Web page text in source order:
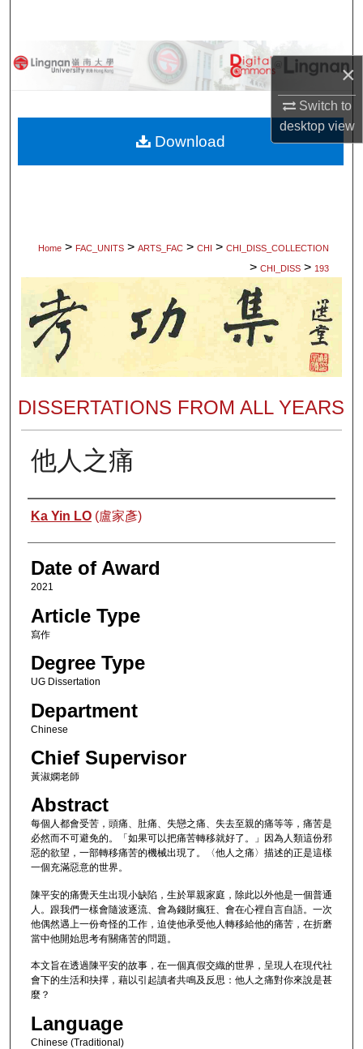
×
Switch to
desktopview
Browse Collections
About
Home > FAC_UNITS > ARTS_FAC > CHI > CHI_DISS_COLLECTION
> CHI_DISS > 193
DISSERTATIONS FROM ALL YEARS
他人之痛
Author
Ka Yin LO(盧家彥)
Date of Award
2021
Article Type
寫作
Degree Type
UG Dissertation
Department
Chinese
Chief Supervisor
黃淑嫻老師
Abstract
每個人都會受苦，頭痛、肚痛、失戀之痛、失去至親的痛等等，痛苦是
必然而不可避免的。「如果可以把痛苦轉移就好了。」因為人類這份邪
惡的欲望，一部轉移痛苦的機械出現了。〈他人之痛〉描述的正是這樣
一個充滿惡意的世界。
陳平安的痛覺天生出現小缺陷，生於單親家庭，除此以外他是一個普通
人。跟我們一樣會隨波逐流、會為錢財瘋狂、會在心裡自言自語。一次
他偶然遇上一份奇怪的工作，迫使他承受他人轉移給他的痛苦，在折磨
當中他開始思考有關痛苦的問題。
本文旨在透過陳平安的故事，在一個真假交織的世界，呈現人在現代社
會下的生活和抉擇，藉以引起讀者共鳴及反思：他人之痛對你來說是甚
麼？
Language
Chinese (Traditional)
Download